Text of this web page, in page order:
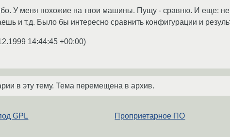
У меня похожие на твои машины. Пущу - сравню. И еще: не
и т.д. Было бы интересно сравнить конфигурации и
14:44:45 +00:00)
в эту тему. Тема перемещена в архив.
GPL Проприетарное ПО